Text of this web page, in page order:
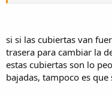
si si las cubiertas van
trasera para cambiar la
estas cubiertas son lo
bajadas, tampoco es